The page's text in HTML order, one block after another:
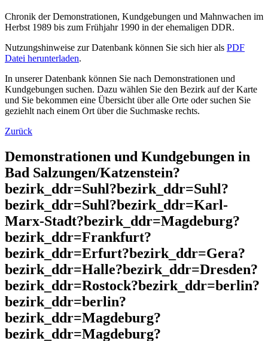
Chronik der Demonstrationen, Kundgebungen und Mahnwachen im
Herbst 1989 bis zum Frühjahr 1990 in der ehemaligen DDR.
Nutzungshinweise zur Datenbank können Sie sich hier als PDF
Datei herunterladen.
In unserer Datenbank können Sie nach Demonstrationen und
Kundgebungen suchen. Dazu wählen Sie den Bezirk auf der Karte
und Sie bekommen eine Übersicht über alle Orte oder suchen Sie
geziehlt nach einem Ort über die Suchmaske rechts.
Zurück
Demonstrationen und Kundgebungen in
Bad Salzungen/Katzenstein?
bezirk_ddr=Suhl?bezirk_ddr=Suhl?
bezirk_ddr=Suhl?bezirk_ddr=Karl-
Marx-Stadt?bezirk_ddr=Magdeburg?
bezirk_ddr=Frankfurt?
bezirk_ddr=Erfurt?bezirk_ddr=Gera?
bezirk_ddr=Halle?bezirk_ddr=Dresden?
bezirk_ddr=Rostock?bezirk_ddr=berlin?
bezirk_ddr=berlin?
bezirk_ddr=Magdeburg?
bezirk_ddr=Magdeburg?